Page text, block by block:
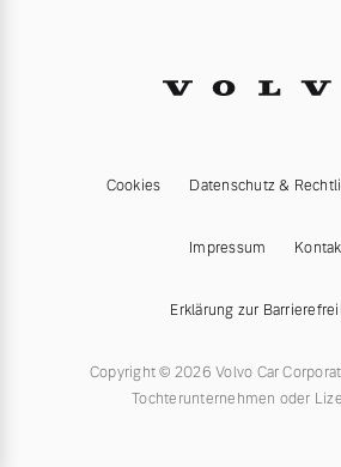
Cookies Datenschutz &
Impressum
Erklärung zur
Copyright © 2026 Volvo Car
Tochterunternehmen oder